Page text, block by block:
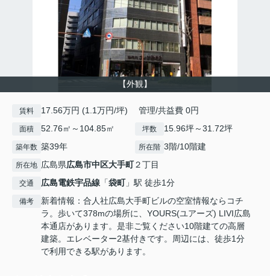
【外観】
賃料 17.56万円 (1.1万円/坪) 管理/共益費 0円
面積 52.76㎡～104.85㎡ 坪数 15.96坪～31.72坪
築年数 築39年 所在階 3階/10階建
所在地 広島県広島市中区大手町２丁目
交通 広島電鉄宇品線 「袋町」駅 徒歩1分
備考
新着情報：合人社広島大手町ビルの空室情報ならコチ
ラ。歩いて378mの場所に、YOURS(ユアーズ) LIVI広島
本通店があります。是非ご覧ください10階建ての高層
建築。エレベーター2基付きです。周辺には、徒歩1分
で利用できる駅があります。